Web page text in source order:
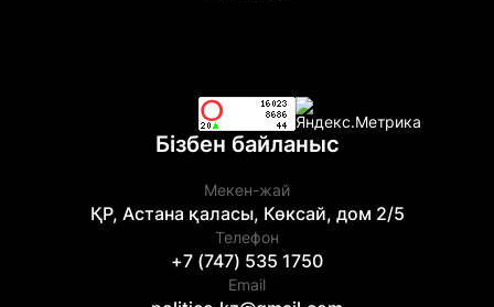
Бізбен байланыс
Мекен-жай
ҚР, Астана қаласы, Көксай, дом 2/5
Телефон
+7 (747) 535 1750
Email